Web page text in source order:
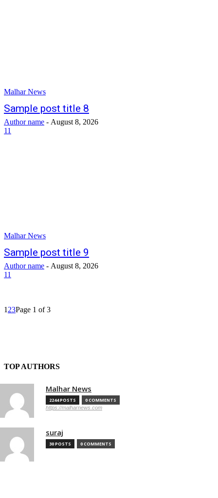
Malhar News
Sample post title 8
Author name - August 8, 2026
11
Malhar News
Sample post title 9
Author name - August 8, 2026
11
1 23Page 1 of 3
TOP AUTHORS
Malhar News
2244 POSTS 0 COMMENTS
https://malharnews.com
suraj
30 POSTS 0 COMMENTS